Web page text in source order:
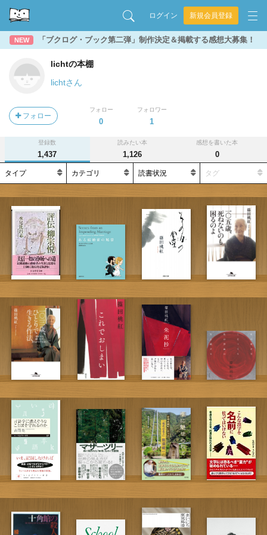
ログイン 新規会員登録
NEW 「ブクログ・ブック第二弾」制作決定＆掲載する感想大募集！
lichtの本棚
lichtさん
フォロー
フォロー
0
フォロワー
1
登録数
1,437
読みたい本
1,126
感想を書いた本
0